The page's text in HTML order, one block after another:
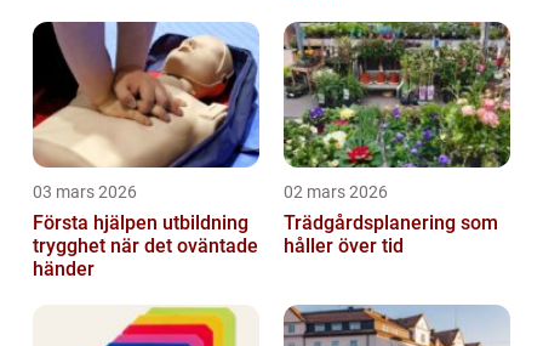
03 mars 2026
Första hjälpen utbildning
trygghet när det oväntade
händer
02 mars 2026
Trädgårdsplanering som
håller över tid